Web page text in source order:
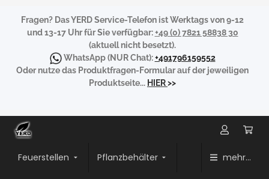
Fragen? Das YERD Service-Telefon ist Werktags von 9-12
und 13-17 Uhr für Sie verfügbar:+49 (0) 7821 58838 30
(aktuell nicht besetzt).
WhatsApp(NUR Chat):+491796159552
Oder nutze das Produktfragen-Formular auf der jeweiligen
Produktseite... HIER>>
Feuerstellen Pflanzbehälter mehr...